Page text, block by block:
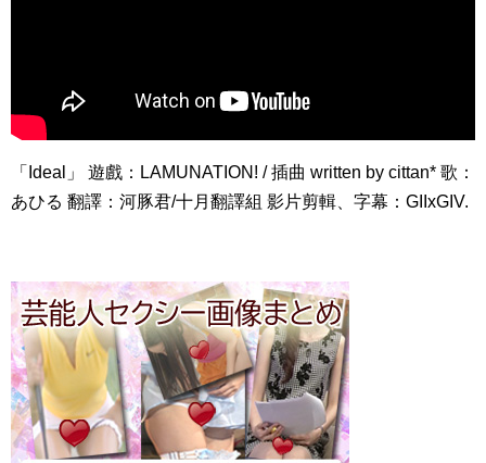
「Ideal」 遊戲：LAMUNATION! / 插曲 written by cittan* 歌：
あひる 翻譯：河豚君/十月翻譯組 影片剪輯、字幕：GIIxGIV.